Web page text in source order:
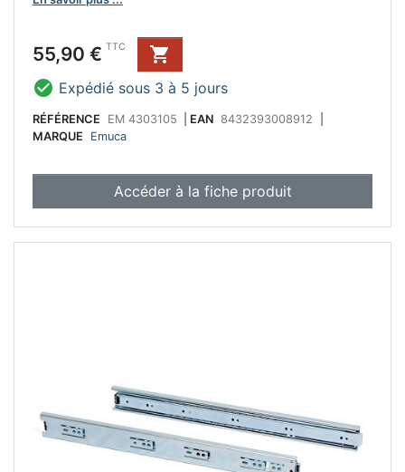
Prix
55,90 € TTC

 Expédié sous 3 à 5 jours
RÉFÉRENCE EM 4303105 EAN 8432393008912
MARQUE
Emuca
Accéder à la fiche produit